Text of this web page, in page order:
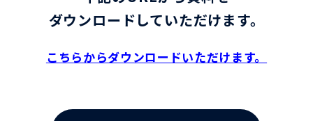
ダウンロードしていただけます。
こちらからダウンロードいただけます。